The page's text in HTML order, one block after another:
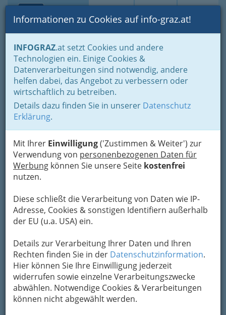
Suche Login Toggle
Informationen zu Cookies auf info-graz.at!
INFOGRAZ.at setzt Cookies und andere
Technologien ein. Einige Cookies &
Datenverarbeitungen sind notwendig, andere
helfen dabei, das Angebot zu verbessern oder
wirtschaftlich zu betreiben.
Details dazu finden Sie in unserer Datenschutz
Erklärung.
Mit Ihrer Einwilligung('Zustimmen & Weiter') zur
Verwendung von personenbezogenen Daten für
Werbung können Sie unsere Seite kostenfrei
nutzen.
Diese schließt die Verarbeitung von Daten wie IP-
Adresse, Cookies & sonstigen Identifiern außerhalb
der EU (u.a. USA) ein.
Details zur Verarbeitung Ihrer Daten und Ihren
Rechten finden Sie in der Datenschutzinformation.
Hier können Sie Ihre Einwilligung jederzeit
widerrufen sowie einzelne Verarbeitungszwecke
abwählen. Notwendige Cookies & Verarbeitungen
können nicht abgewählt werden.
Home Branchen Dienstleistungen Schneidereien
Maria Pall
Stiftingtalstraße 301, 8010 Graz
+43 316 391 858
Karte
Adresse mit Google Maps anschauen